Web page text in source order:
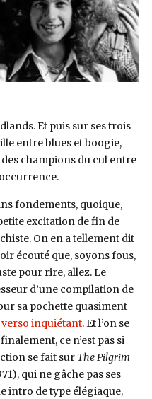
Et puis sur ses trois
entre blues et boogie,
champions du cul entre
fondements, quoique,
excitation de fin de
On en a tellement dit
écouté que, soyons fous,
pour rire, allez. Le
d’une compilation de
sa pochette quasiment
verso inquiétant. Et l’on se
ce n’est pas si
se fait sur The Pilgrim
qui ne gâche pas ses
intro de type élégiaque,